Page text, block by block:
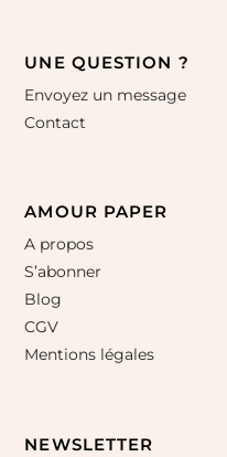
UNE QUESTION ?
Envoyez un message
Contact
AMOUR PAPER
A propos
S’abonner
Blog
CGV
Mentions légales
NEWSLETTER